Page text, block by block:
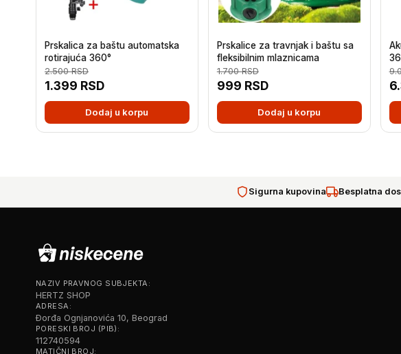
Prskalica za baštu automatska
rotirajuća 360°
1.399 RSD
2.500RSD
Dodaj u korpu
Prskalice za travnjak i baštu sa
fleksibilnim mlaznicama
999 RSD
1.700RSD
Dodaj u korpu
Sigurna kupovina Besplatna
NAZIV PRAVNOG SUBJEKTA:
HERTZ SHOP
ADRESA:
Đorđa Ognjanovića 10, Beograd
PORESKI BROJ (PIB):
112740594
MATIČNI BROJ: